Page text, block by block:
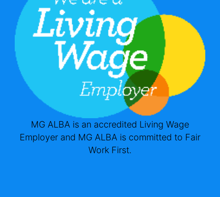
MG ALBA is an accredited Living Wage
Employer and MG ALBA is committed to Fair
Work First.